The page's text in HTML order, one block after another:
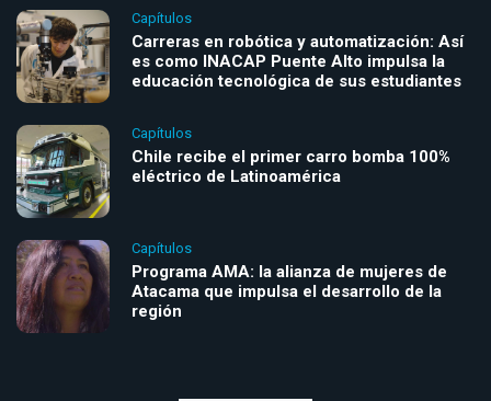
Capítulos
Carreras en robótica y automatización: Así
es como INACAP Puente Alto impulsa la
educación tecnológica de sus estudiantes
Capítulos
Chile recibe el primer carro bomba 100%
eléctrico de Latinoamérica
Capítulos
Programa AMA: la alianza de mujeres de
Atacama que impulsa el desarrollo de la
región